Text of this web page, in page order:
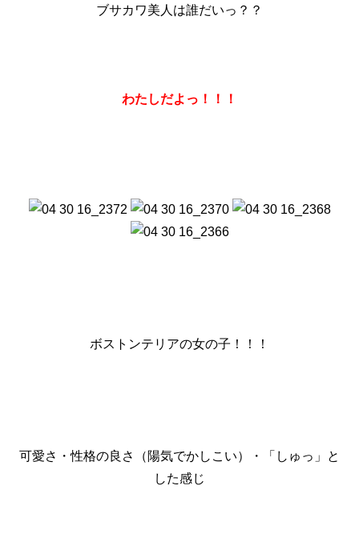
ブサカワ美人は誰だいっ？？
わたしだよっ！！！
ボストンテリアの女の子！！！
可愛さ・性格の良さ（陽気でかしこい）・「しゅっ」と
した感じ